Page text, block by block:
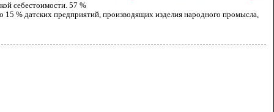
себестоимости. 57 %
15 % датских предприятий, производящих изделия народного промысла,